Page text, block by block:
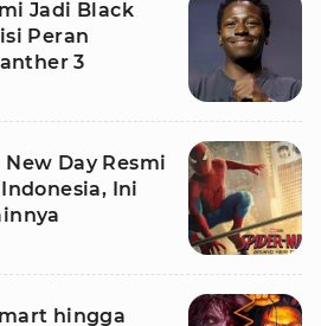
Jadi Black
Peran
3
Day Resmi
Ini
hingga